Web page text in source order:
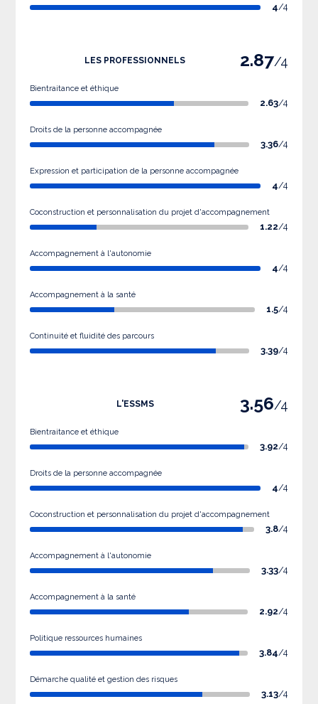
4/4
LES PROFESSIONNELS 2.87/4
Bientraitance et éthique
2.63/4
Droits de la personne accompagnée
3.36/4
Expression et participation de la personne accompagnée
4/4
Coconstruction et personnalisation du projet d'accompagnement
1.22/4
Accompagnement à l'autonomie
4/4
Accompagnement à la santé
1.5/4
Continuité et fluidité des parcours
3.39/4
L'ESSMS 3.56/4
Bientraitance et éthique
3.92/4
Droits de la personne accompagnée
4/4
Coconstruction et personnalisation du projet d'accompagnement
3.8/4
Accompagnement à l'autonomie
3.33/4
Accompagnement à la santé
2.92/4
Politique ressources humaines
3.84/4
Démarche qualité et gestion des risques
3.13/4